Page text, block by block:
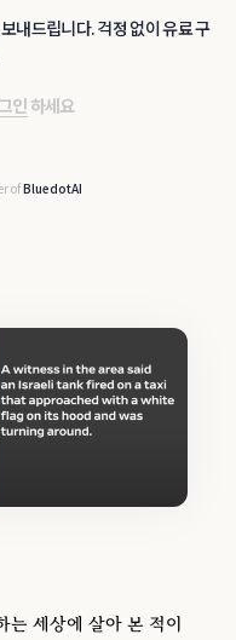
내드립니다. 걱정 없이 유료 구
인 하세요
ofBluedotAI
는 세상에 살아 본 적이